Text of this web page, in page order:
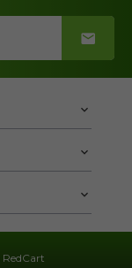
RedCart